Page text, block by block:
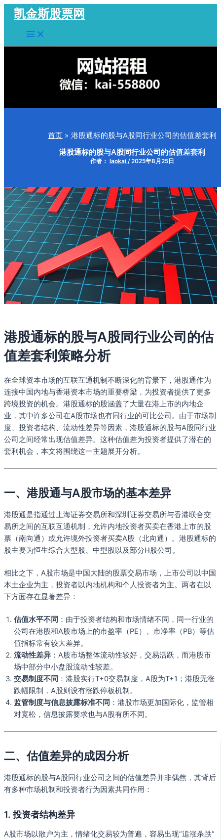
容
凯金斯股票网
Main
Menu
首页 港股通标的股与A股同行业公司的估值差套利
港股通标的股与A股同行业公司的估值差套利
作者： laokai /2025年8月25日
港股通标的股与A股同行业公司的估
值差套利策略分析
在全球资本市场的互联互通机制不断深化的背景下，港股通作为
连接中国内地与香港资本市场的重要桥梁，为投资者提供了更多
跨境投资的机会。港股通标的股涵盖了大量在港上市的内地企
业，其中许多公司在A股市场也有同行业的可比公司。由于市场制
度、投资者结构、流动性差异等因素，港股通标的股与A股同行业
公司之间经常出现估值差异。这种估值差为投资者提供了潜在的
套利机会，本文将围绕这一主题展开分析。
一、港股通与A股市场的基本差异
港股通是指通过上海证券交易所和深圳证券交易所与香港联合交
易所之间的互联互通机制，允许内地投资者买卖在香港上市的股
票（南向通）或允许境外投资者买卖A股（北向通）。港股通标的
股主要为恒生综合大型股、中型股以及部分H股公司。
相比之下，A股市场是中国大陆的股票交易市场，上市公司以中国
本土企业为主，投资者以内地机构和个人投资者为主。两者在以
下方面存在显著差异：
估值水平不同 ：由于投资者结构和市场情绪不同，同一行业的
公司在港股和A股市场上的市盈率（PE）、市净率（PB）等估
值指标常有较大差异。
流动性差异 ：A股市场整体流动性较好，交易活跃，而港股市
场中部分中小盘股流动性较差。
交易制度不同 ：港股实行T+0交易制度，A股为T+1；港股无涨
跌幅限制，A股则设有涨跌停板机制。
监管制度与信息披露标准不同 ：港股市场更加国际化，监管相
对宽松，信息披露要求也与A股有所不同。
二、估值差异的成因分析
港股通标的股与A股同行业公司之间的估值差异并非偶然，其背后
有多种市场机制和投资者行为因素共同作用：
1.投资者结构差异
A股市场以散户为主，情绪化交易较为普遍，容易出现“追涨杀跌”